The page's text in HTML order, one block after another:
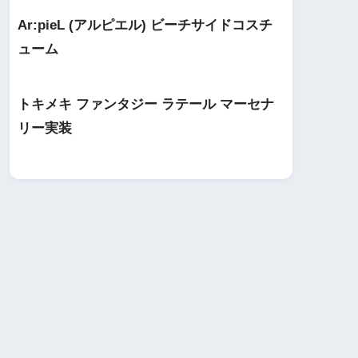
Ar:pieL (アルピエル) ビーチサイドコスチ
ューム
トキメキ ファンタジー ラテール マーセナ
リー実装